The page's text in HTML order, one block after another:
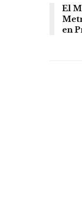
El
en